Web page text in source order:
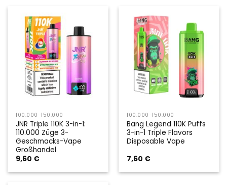
100.000-150.000
JNR Triple 110K 3-in-1:
110.000 Züge 3-
Geschmacks-Vape
Großhandel
9,60 €
100.000-150.000
Bang Legend 110K Puffs
3-in-1 Triple Flavors
Disposable Vape
7,60 €